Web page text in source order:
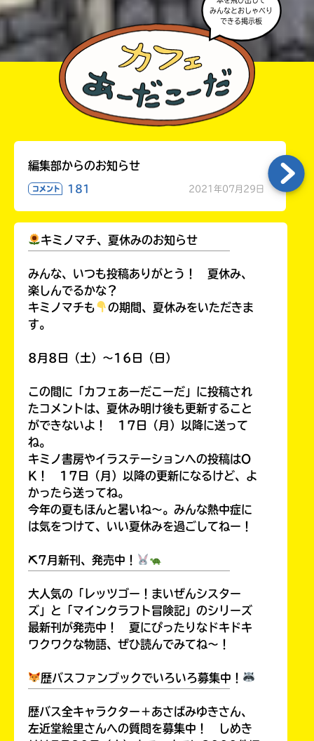
みなおしてみてね。
みんなとおしゃべり
できる掲示板
編集部からのお知らせ
コメント 181 2021年07月29日
キミノマチ、夏休みのお知らせ
みんな、いつも投稿ありがとう！ 夏休み、
楽しんでるかな？
キミノマチも
の期間、夏休みをいただきま
す。
8月8日（土）～16日（日）
この間に「カフェあーだこーだ」に投稿され
たコメントは、夏休み明け後も更新すること
ができないよ！ 17日（月）以降に送って
ね。
キミノ書房やイラステーションへの投稿はO
K！ 17日（月）以降の更新になるけど、よ
かったら送ってね。
今年の夏もほんと暑いね～。みんな熱中症に
は気をつけて、いい夏休みを過ごしてねー！
⛏7月新刊、発売中！
大人気の「レッツゴー！まいぜんシスター
ズ」と「マインクラフト冒険記」のシリーズ
最新刊が発売中！ 夏にぴったりなドキドキ
ワクワクな物語、ぜひ読んでみてね～！
歴バスファンブックでいろいろ募集中！
歴バス全キャラクター＋あさばみゆきさん、
左近堂絵里さんへの質問を募集中！ しめき